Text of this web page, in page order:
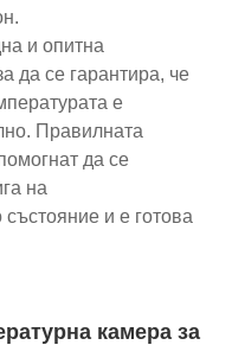
и опитна
да се гарантира, че
е
Правилната
да се
на
и е готова
камера за